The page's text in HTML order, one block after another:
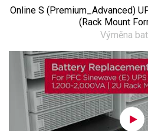
Online S (Premium_Advanced)
(Rack Mount
Výměna